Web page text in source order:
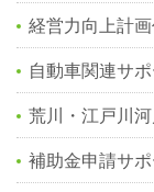
経営力向上計
自動車関連サ
荒川・江戸川
補助金申請サポ